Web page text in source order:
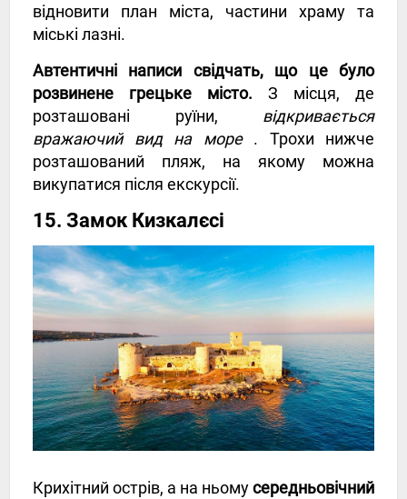
відновити план міста, частини храму та
міські лазні.
Автентичні написи свідчать, що це було
розвинене грецьке місто. З місця, де
розташовані руїни, відкривається
вражаючий вид на море. Трохи нижче
розташований пляж, на якому можна
викупатися після екскурсії.
15. Замок Кизкалєсі
Крихітний острів, а на ньомусередньовічний